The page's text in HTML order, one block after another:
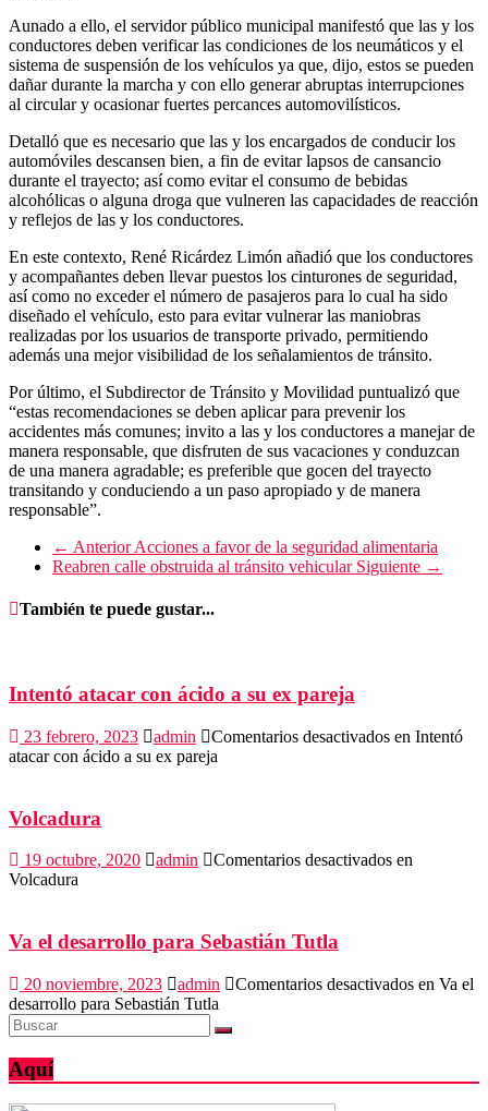
Aunado a ello, el servidor público municipal manifestó que las y los
conductores deben verificar las condiciones de los neumáticos y el
sistema de suspensión de los vehículos ya que, dijo, estos se pueden
dañar durante la marcha y con ello generar abruptas interrupciones
al circular y ocasionar fuertes percances automovilísticos.
Detalló que es necesario que las y los encargados de conducir los
automóviles descansen bien, a fin de evitar lapsos de cansancio
durante el trayecto; así como evitar el consumo de bebidas
alcohólicas o alguna droga que vulneren las capacidades de reacción
y reflejos de las y los conductores.
En este contexto, René Ricárdez Limón añadió que los conductores
y acompañantes deben llevar puestos los cinturones de seguridad,
así como no exceder el número de pasajeros para lo cual ha sido
diseñado el vehículo, esto para evitar vulnerar las maniobras
realizadas por los usuarios de transporte privado, permitiendo
además una mejor visibilidad de los señalamientos de tránsito.
Por último, el Subdirector de Tránsito y Movilidad puntualizó que
“estas recomendaciones se deben aplicar para prevenir los
accidentes más comunes; invito a las y los conductores a manejar de
manera responsable, que disfruten de sus vacaciones y conduzcan
de una manera agradable; es preferible que gocen del trayecto
transitando y conduciendo a un paso apropiado y de manera
responsable”.
← AnteriorAcciones a favor de la seguridad alimentaria
Reabren calle obstruida al tránsito vehicular Siguiente →
También te puede gustar...
Intentó atacar con ácido a su ex pareja
23 febrero, 2023 admin Comentarios desactivados en Intentó
atacar con ácido a su ex pareja
Volcadura
19 octubre, 2020 admin Comentarios desactivados en
Volcadura
Va el desarrollo para Sebastián Tutla
20 noviembre, 2023 admin Comentarios desactivados en Va el
desarrollo para Sebastián Tutla
Aquí